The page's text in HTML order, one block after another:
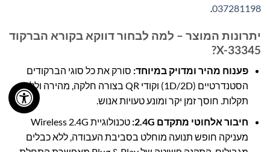
037281198
.
יתרונות המוצר – למה לבחור דווקא בקורא הברקוד
X-33345?
פענוח מהיר ומדויק במיוחד: סורק את כל סוגי הברקודים
הסטנדרטיים (1D/2D) וקודי QR בצורה חלקה, מהירה וללא
תקלות. חוסך זמן יקר ומונע טעויות אנוש.
חיבור אלחוטי מתקדם 2.4G:
טכנולוגיית Wireless 2.4G
מעניקה חופש תנועה מוחלט בסביבת העבודה, ללא כבלים